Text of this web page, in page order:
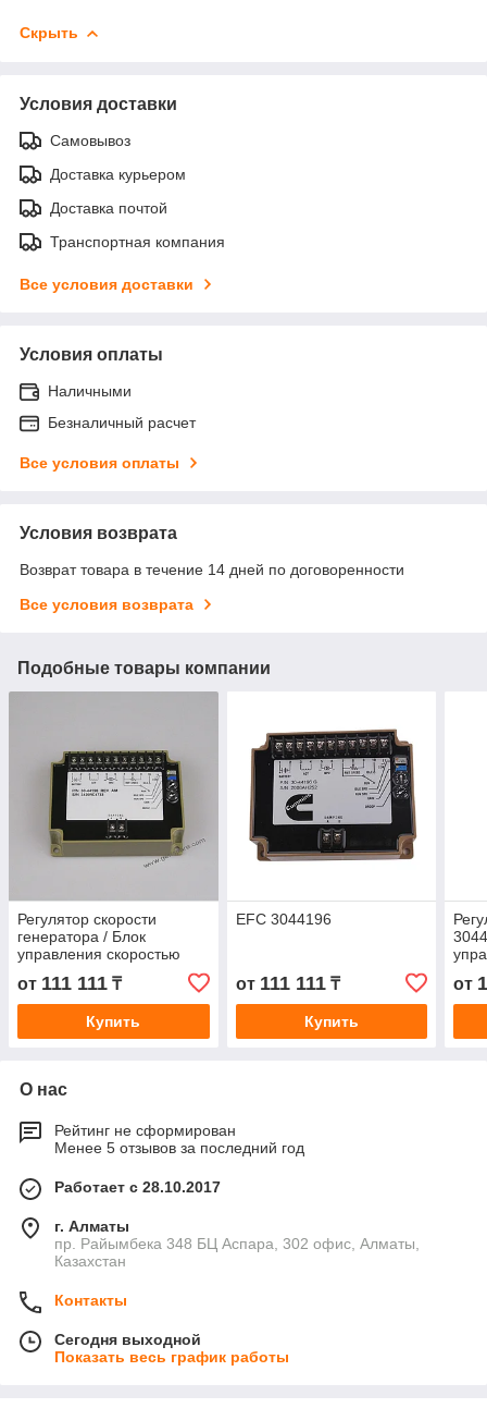
Скрыть
Условия доставки
Самовывоз
Доставка курьером
Доставка почтой
Транспортная компания
Все условия доставки
Условия оплаты
Наличными
Безналичный расчет
Все условия оплаты
Условия возврата
Возврат товара в течение 14 дней по договоренности
Все условия возврата
Подобные товары компании
Регулятор скорости
генератора / Блок
управления скоростью
EFC 3044196
от 111 111 ₸
Купить
EFC 3044196
от 111 111₸
Купить
от
О нас
Рейтинг не сформирован
Менее 5 отзывов за последний год
Работает с 28.10.2017
г. Алматы
пр. Райымбека 348 БЦ Аспара, 302 офис, Алматы,
Казахстан
Контакты
Сегодня выходной
Показать весь график работы